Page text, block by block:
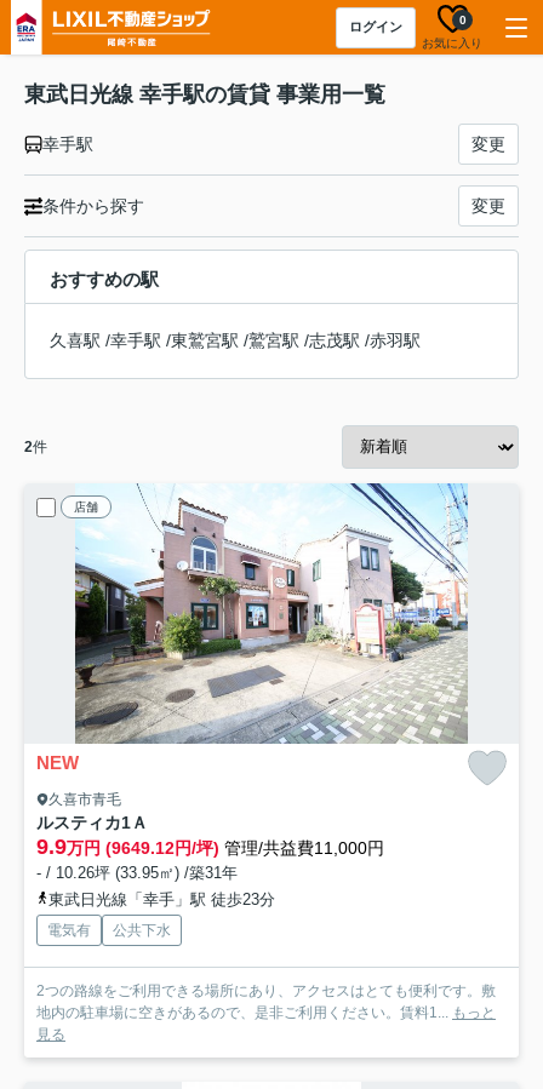
ログイン
お気に入り
0
東武日光線 幸手駅の賃貸 事業用一覧
幸手駅 変更
条件から探す 変更
おすすめの駅
久喜駅 /幸手駅 /東鷲宮駅 /鷲宮駅 /志茂駅 /赤羽駅
2件
店舗
NEW
久喜市青毛
ルスティカ1Ａ
9.9万円 (9649.12円/坪) 管理/共益費11,000円
- / 10.26坪 (33.95㎡) /築31年
東武日光線「幸手」駅 徒歩23分
電気有 公共下水
2つの路線をご利用できる場所にあり、アクセスはとても便利です。敷
地内の駐車場に空きがあるので、是非ご利用ください。賃料1... もっと
見る